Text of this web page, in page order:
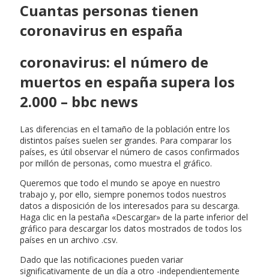
Cuantas personas tienen
coronavirus en españa
coronavirus: el número de
muertos en españa supera los
2.000 – bbc news
Las diferencias en el tamaño de la población entre los
distintos países suelen ser grandes. Para comparar los
países, es útil observar el número de casos confirmados
por millón de personas, como muestra el gráfico.
Queremos que todo el mundo se apoye en nuestro
trabajo y, por ello, siempre ponemos todos nuestros
datos a disposición de los interesados para su descarga.
Haga clic en la pestaña «Descargar» de la parte inferior del
gráfico para descargar los datos mostrados de todos los
países en un archivo .csv.
Dado que las notificaciones pueden variar
significativamente de un día a otro -independientemente